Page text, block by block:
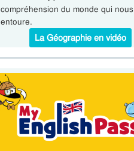
compréhension du monde qui nous
entoure.
La Géographie en vidéo